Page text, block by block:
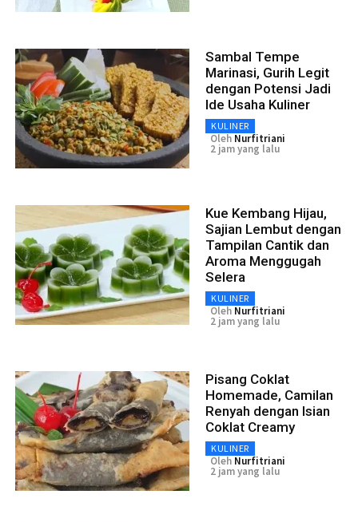
Sambal Tempe
Marinasi, Gurih Legit
dengan Potensi Jadi
Ide Usaha Kuliner
KULINER
Oleh Nurfitriani
2 jam yang lalu
Kue Kembang Hijau,
Sajian Lembut dengan
Tampilan Cantik dan
Aroma Menggugah
Selera
KULINER
Oleh Nurfitriani
2 jam yang lalu
Pisang Coklat
Homemade, Camilan
Renyah dengan Isian
Coklat Creamy
KULINER
Oleh Nurfitriani
2 jam yang lalu